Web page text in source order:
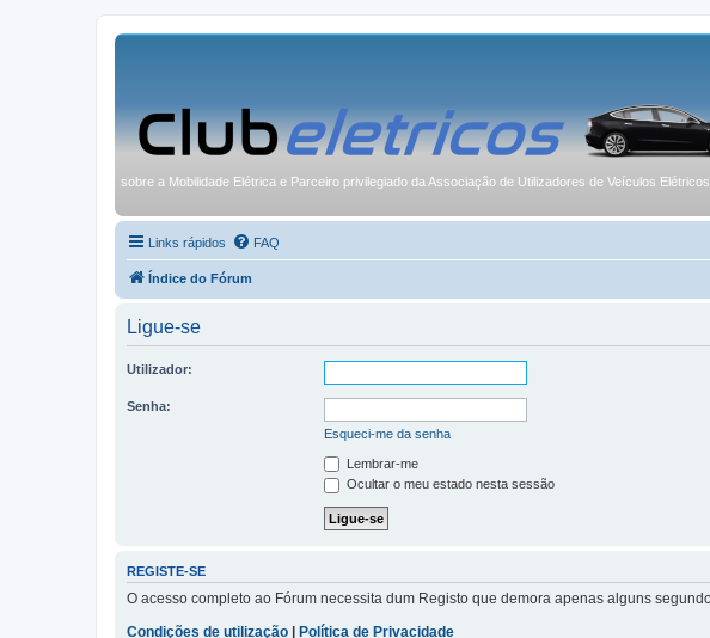
sobre a Mobilidade Elétrica e Parceiro privilegiado da Associação de Utilizadores de Veículos
Links rápidos FAQ
Índice do Fórum
Ligue-se
Utilizador:
Senha:
Esqueci-me da senha
Lembrar-me
Ocultar o meu estado nesta sessão
REGISTE-SE
O acesso completo ao Fórum necessita dum Registo que demora apenas alguns
Condições de utilização
Política de Privacidade